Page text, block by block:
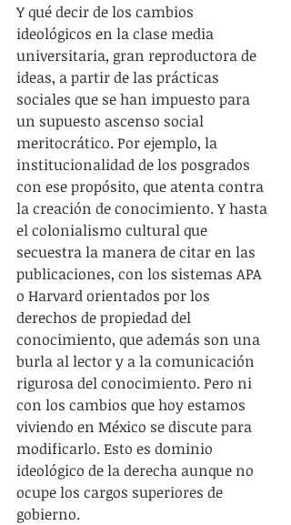
Y qué decir de los cambios
ideológicos en la clase media
universitaria, gran reproductora de
ideas, a partir de las prácticas
sociales que se han impuesto para
un supuesto ascenso social
meritocrático. Por ejemplo, la
institucionalidad de los posgrados
con ese propósito, que atenta contra
la creación de conocimiento. Y hasta
el colonialismo cultural que
secuestra la manera de citar en las
publicaciones, con los sistemas APA
o Harvard orientados por los
derechos de propiedad del
conocimiento, que además son una
burla al lector y a la comunicación
rigurosa del conocimiento. Pero ni
con los cambios que hoy estamos
viviendo en México se discute para
modificarlo. Esto es dominio
ideológico de la derecha aunque no
ocupe los cargos superiores de
gobierno.